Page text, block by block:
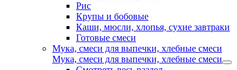
Рис
Крупы и бобовые
Каши, мюсли, хлопья, сухие завтраки
Готовые смеси
Мука, смеси для выпечки, хлебные смеси
Мука, смеси для выпечки, хлебные смеси